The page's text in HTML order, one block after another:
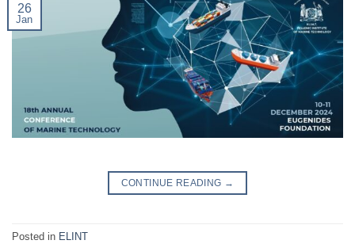
26
Jan
CONTINUE READING →
Posted in ELINT